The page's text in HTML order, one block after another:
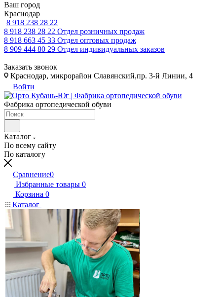
Ваш город
Краснодар
8 918 238 28 22
8 918 238 28 22 Отдел розничных продаж
8 918 663 45 33 Отдел оптовых продаж
8 909 444 80 29 Отдел индивидуальных заказов
Заказать звонок
Краснодар, микрорайон Славянский,пр. 3-й Линии, 4
Войти
Фабрика ортопедической обуви
Каталог
По всему сайту
По каталогу
Сравнение0
Избранные товары 0
Корзина 0
Каталог